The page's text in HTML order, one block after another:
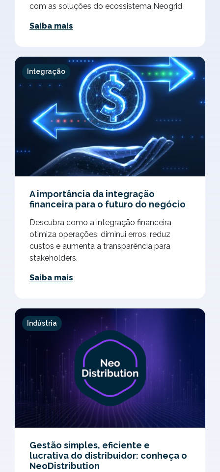
com as soluções do ecossistema Neogrid
Saiba mais
Integração
A importância da integração
financeira para o futuro do negócio
Descubra como a integração financeira
otimiza operações, diminui erros, reduz
custos e aumenta a transparência para
stakeholders.
Saiba mais
Indústria
Gestão simples, eficiente e
lucrativa do distribuidor: conheça o
NeoDistribution